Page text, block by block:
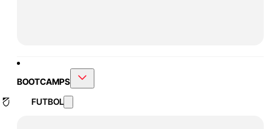
BOOTCAMPS
FUTBOL